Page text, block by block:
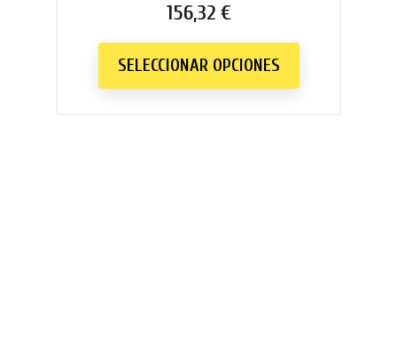
Precio
156,32 €
SELECCIONAR OPCIONES